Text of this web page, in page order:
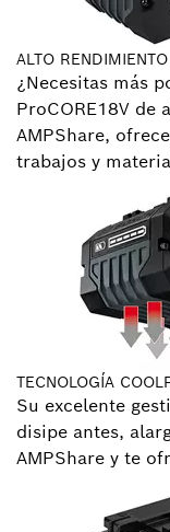
ALTO RENDIMIENTO
¿Necesitas más
ProCORE18V
AMPShare,
trabajos y
TECNOLOGÍA
Su excelente
disipe antes,
AMPShare y te